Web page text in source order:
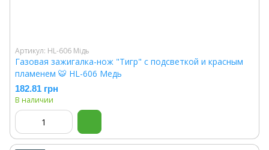
Артикул: HL-606 Мідь
Газовая зажигалка-нож "Тигр" с подсветкой и красным
пламенем 🐯 HL-606 Медь
182.81 грн
В наличии